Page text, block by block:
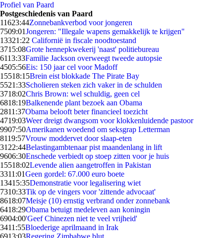
Profiel van Paard
Postgeschiedenis van Paard
11623:44Zonnebankverbod voor jongeren
7509:01Jongeren: "Illegale wapens gemakkelijk te krijgen"
13321:22 Californië in fiscale noodtoestand
3715:08Grote hennepkwekerij 'naast' politiebureau
6113:33Familie Jackson overweegt tweede autopsie
4505:56Eis: 150 jaar cel voor Madoff
15518:15Brein eist blokkade The Pirate Bay
5521:33Scholieren steken zich vaker in de schulden
3718:02Chris Brown: wel schuldig, geen cel
6818:19Balkenende plant bezoek aan Obama
2811:37Obama belooft beter financieel toezicht
4719:03Weer dreigt dwangsom voor klokkenluidende pastoor
9907:50Amerikanen woedend om seksgrap Letterman
8119:57Vrouw moddervet door slaap-eten
31 22:44Belastingambtenaar pist maandenlang in lift
9606:30Enschede verbiedt op stoep zitten voor je huis
15518:02Levende alien aangetroffen in Pakistan
3311:01Geen gordel: 67.000 euro boete
13415:35Demonstratie voor legalisering wiet
7310:33Tik op de vingers voor 'zittende advocaat'
8618:07Meisje (10) ernstig verbrand onder zonnebank
6418:29Obama betuigt medeleven aan koningin
6904:00'Geef Chinezen niet te veel vrijheid'
3411:55Bloederige aprilmaand in Irak
6913:03Regering Zimbabwe blut